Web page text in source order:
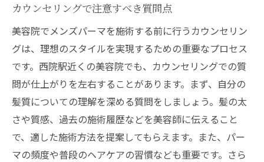
カウンセリングで注意すべき質問点
美容院でメンズパーマを施術する前に行うカウンセリン
グは、理想のスタイルを実現するための重要なプロセス
です。西院駅近くの美容院でも、カウンセリングでの質
問が仕上がりを左右することがあります。まず、自分の
髪質についての理解を深める質問をしましょう。髪の太
さや質感、過去の施術履歴などを美容師に伝えること
で、適した施術方法を提案してもらえます。また、パー
マの頻度や普段のヘアケアの習慣なども重要です。さら